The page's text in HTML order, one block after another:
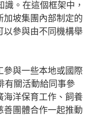
。在這個框架中，
加坡集團內部制定的
以參與由不同機構舉
參與一些本地或國際
有關活動給同事參
海洋保育工作、飼養
善團體合作一起推動